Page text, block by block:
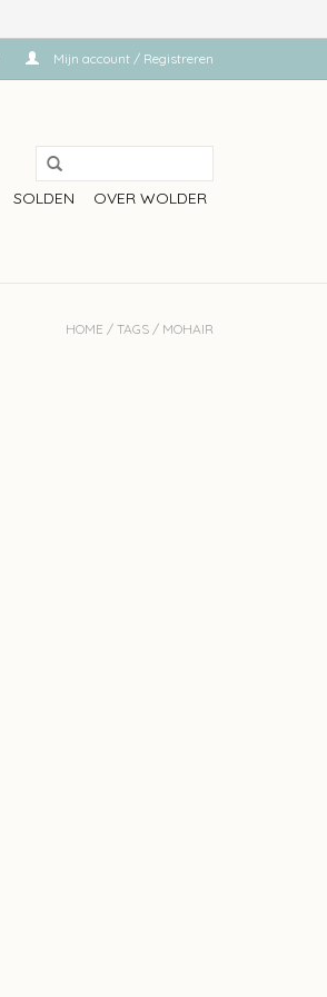
Mijn account / Registreren
SOLDEN OVER WOLDER
HOME / TAGS / MOHAIR